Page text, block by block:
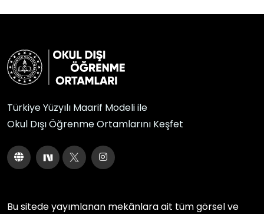
Türkiye Yüzyılı Maarif Modeli ile
Okul Dışı Öğrenme Ortamlarını Keşfet
Bu sitede yayımlanan mekânlara ait tüm görsel ve